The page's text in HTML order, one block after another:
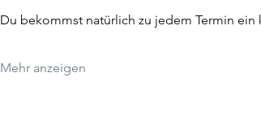
Du bekommst natürlich zu jedem Termin
Mehr anzeigen